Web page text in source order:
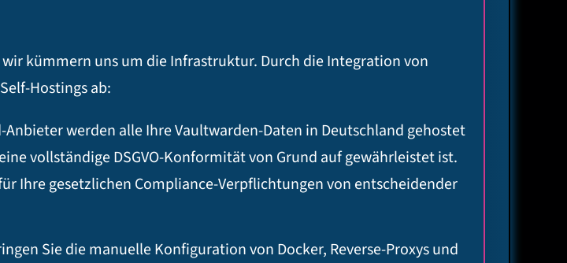
kümmern uns um die Infrastruktur. Durch die Integration von
Hostings ab:
Anbieter werden alle Ihre Vaultwarden-Daten in Deutschland gehostet
vollständige DSGVO-Konformität von Grund auf gewährleistet ist.
Ihre gesetzlichen Compliance-Verpflichtungen von entscheidender
Sie die manuelle Konfiguration von Docker, Reverse-Proxys und